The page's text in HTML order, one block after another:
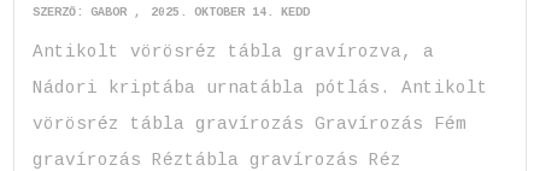
SZERZŐ:GABOR 2025. OKTÓBER 14. KEDD
Antikolt vörösréz tábla gravírozva, a
Nádori kriptába urnatábla pótlás. Antikolt
vörösréz tábla gravírozás Gravírozás Fém
gravírozás Réztábla gravírozás Réz